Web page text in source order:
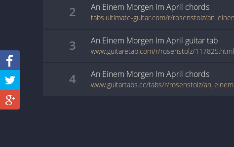
2 An Einem Morgen Im April chords
3 An Einem Morgen Im April guitartab
www.guitaretab.com/r/rosenstolz/117825.html
4 An Einem Morgen Im April chords